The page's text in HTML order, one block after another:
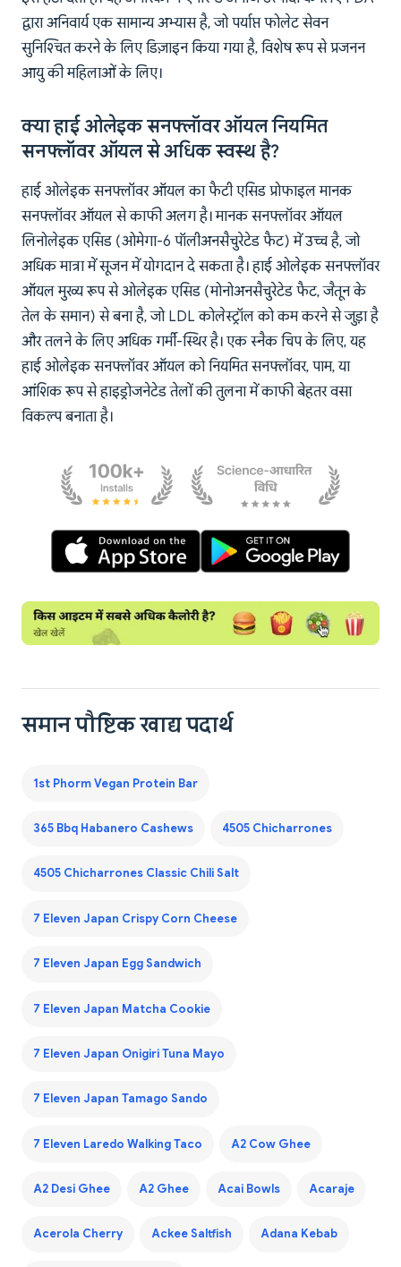
द्वारा अनिवार्य एक सामान्य अभ्यास है, जो पर्याप्त फोलेट सेवन
सुनिश्चित करने के लिए डिज़ाइन किया गया है, विशेष रूप से प्रजनन
आयु की महिलाओं के लिए।
क्या हाई ओलेइक सनफ्लॉवर ऑयल नियमित
सनफ्लॉवर ऑयल से अधिक स्वस्थ है?
हाई ओलेइक सनफ्लॉवर ऑयल का फैटी एसिड प्रोफाइल मानक
सनफ्लॉवर ऑयल से काफी अलग है। मानक सनफ्लॉवर ऑयल
लिनोलेइक एसिड (ओमेगा-6 पॉलीअनसैचुरेटेड फैट) में उच्च है, जो
अधिक मात्रा में सूजन में योगदान दे सकता है। हाई ओलेइक सनफ्लॉवर
ऑयल मुख्य रूप से ओलेइक एसिड (मोनोअनसैचुरेटेड फैट, जैतून के
तेल के समान) से बना है, जो LDL कोलेस्ट्रॉल को कम करने से जुड़ा है
और तलने के लिए अधिक गर्मी-स्थिर है। एक स्नैक चिप के लिए, यह
हाई ओलेइक सनफ्लॉवर ऑयल को नियमित सनफ्लॉवर, पाम, या
आंशिक रूप से हाइड्रोजनेटेड तेलों की तुलना में काफी बेहतर वसा
विकल्प बनाता है।
समान पौष्टिक खाद्य पदार्थ
1st Phorm Vegan Protein Bar
365 Bbq Habanero Cashews 4505 Chicharrones
4505 Chicharrones Classic Chili Salt
7 Eleven Japan Crispy Corn Cheese
7 Eleven Japan Egg Sandwich
7 Eleven Japan Matcha Cookie
7 Eleven Japan Onigiri Tuna Mayo
7 Eleven Japan Tamago Sando
7 Eleven Laredo Walking Taco A2 Cow Ghee
A2 Desi Ghee A2 Ghee Acai Bowls Acaraje
Acerola Cherry Ackee Saltfish Adana Kebab